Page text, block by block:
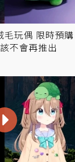
玩偶 限時預購
不會再推出